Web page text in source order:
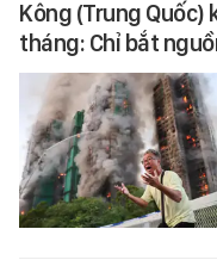
Kông (Trung
tháng: Chỉ bắt